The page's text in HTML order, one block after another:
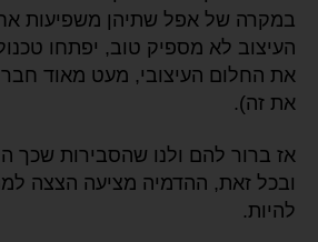
במקרה של אפל שתיהן משפיעות
העיצוב לא מספיק טוב, יפתחו
את החלום העיצובי, מעט מאוד
את זה).
אז ברור להם ולנו שהסבירות שכך
ובכל זאת, ההדמיה מציעה הצצה
להיות.